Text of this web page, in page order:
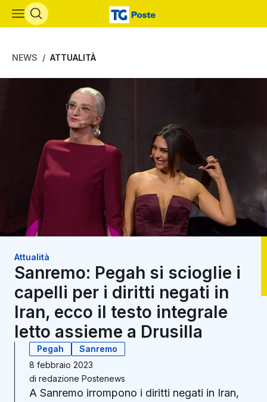
Vai al contenuto principale
NEWS ATTUALITÀ
Attualità
Sanremo: Pegah si scioglie i
capelli per i diritti negati in
Iran, ecco il testo integrale
letto assieme a Drusilla
Pegah
Sanremo
8 febbraio 2023
di redazione Postenews
A Sanremo irrompono i diritti negati in Iran,